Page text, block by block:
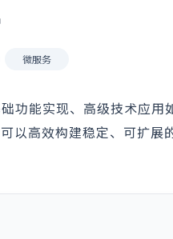
微服务
功能实现、高级技术应用
以高效构建稳定、可扩展